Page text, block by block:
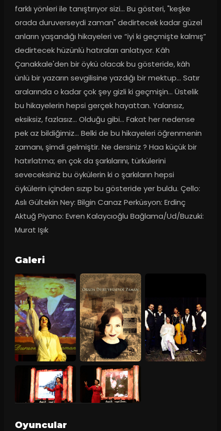
farklı yönleri ile tanıştırıyor sizi... Bu gösteri, "keşke
orada duruverseydi zaman" dedirtecek kadar güzel
anların yaşandığı hikayeleri ve “iyi ki geçmişte kalmış”
dedirtecek hüzünlü hatıraları anlatıyor. Kâh
Çanakkale'den bir öykü olacak bu gösteride, kâh
ünlü bir yazarın sevgilisine yazdığı bir mektup... Satır
aralarında o kadar çok şey gizli ki geçmişin... Üstelik
bu hikayelerin hepsi gerçek hayattan. Yalansız,
eksiksiz, fazlasız... Olduğu gibi... Fakat her nedense
pek az bildiğimiz... Belki de bu hikayeleri öğrenmenin
zamanı, şimdi gelmiştir. Ne dersiniz ? Haa küçük bir
hatırlatma; en çok da şarkılarını, türkülerini
seveceksiniz bu öykülerin ki o şarkıların hepsi
öykülerin içinden sızıp bu gösteride yer buldu. Çello:
Aslı Gültekin Ney: Bilgin Canaz Perküsyon: Erdinç
Aktuğ Piyano: Evren Kalaycıoğlu Bağlama/Ud/Buzuki:
Murat Işık
Galeri
Oyuncular